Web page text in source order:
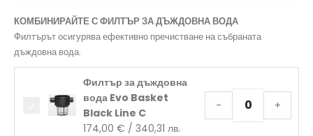
КОМБИНИРАЙТЕ С ФИЛТЪР ЗА ДЪЖДОВНА ВОДА
Филтърът осигурява ефективно пречистване на събраната
дъждовна вода.
Филтър за дъждовна
вода Evo Basket
Black Line C
174,00 € / 340,31 лв.
- +